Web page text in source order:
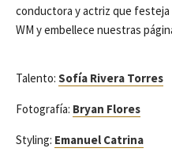
conductora y actriz que
WM y embellece nuestras
Talento: Sofía Rivera Torres
Fotografía: Bryan Flores
Styling: Emanuel Catrina